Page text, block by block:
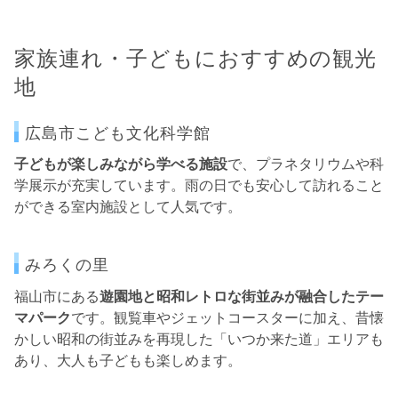
家族連れ・子どもにおすすめの観光
地
広島市こども文化科学館
子どもが楽しみながら学べる施設で、プラネタリウムや科
学展示が充実しています。雨の日でも安心して訪れること
ができる室内施設として人気です。
みろくの里
福山市にある遊園地と昭和レトロな街並みが融合したテー
マパークです。観覧車やジェットコースターに加え、昔懐
かしい昭和の街並みを再現した「いつか来た道」エリアも
あり、大人も子どもも楽しめます。